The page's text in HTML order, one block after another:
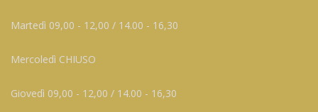
Martedì 09,00 - 12,00 / 14.00 - 16,30
Mercoledì CHIUSO
Giovedì 09,00 - 12,00 / 14.00 - 16,30